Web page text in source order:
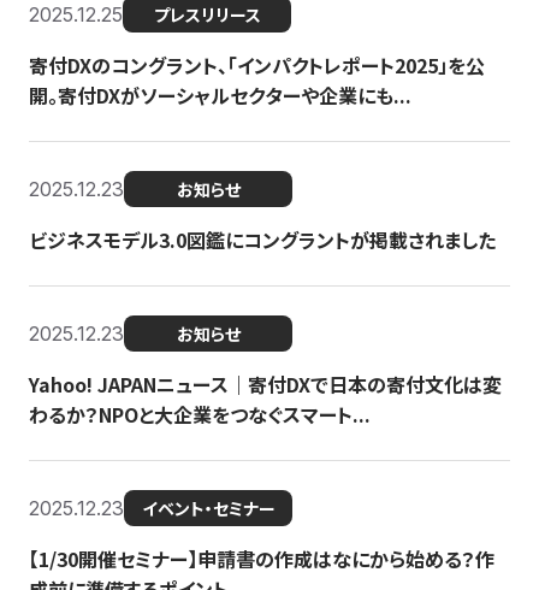
2025.12.25 プレスリリース
寄付DXのコングラント、「インパクトレポート2025」を公
開。寄付DXがソーシャルセクターや企業にも...
2025.12.23 お知らせ
ビジネスモデル3.0図鑑にコングラントが掲載されました
2025.12.23 お知らせ
Yahoo! JAPANニュース｜寄付DXで日本の寄付文化は変
わるか？NPOと大企業をつなぐスマート...
2025.12.23 イベント・セミナー
【1/30開催セミナー】申請書の作成はなにから始める？作